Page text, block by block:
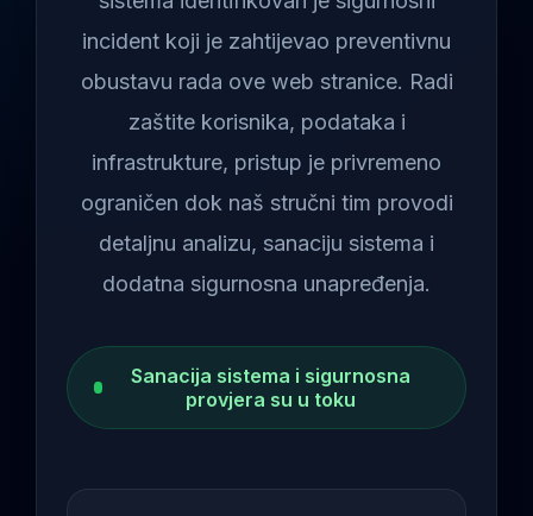
incident koji je zahtijevao preventivnu
obustavu rada ove web stranice. Radi
zaštite korisnika, podataka i
infrastrukture, pristup je privremeno
ograničen dok naš stručni tim provodi
detaljnu analizu, sanaciju sistema i
dodatna sigurnosna unapređenja.
Sanacija sistema i sigurnosna
provjera su u toku